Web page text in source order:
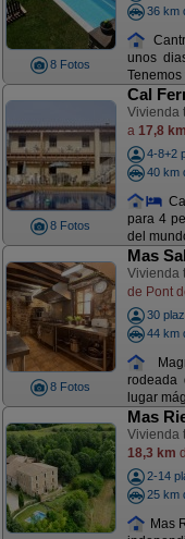
8 Fotos
36 km
unos
8 Fotos
Cal
Vivienda
a 17,8 km
4-8+2
40 km
para 4
del
8 Fotos
Mas
Vivienda
de Pont
30
44 km
lugar
Mas
Vivienda
18,3 km
2-14
25 km
Mas